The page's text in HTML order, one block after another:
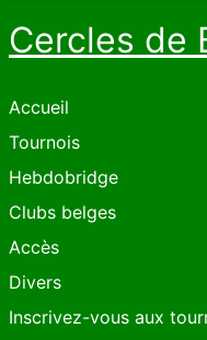
Cercles de
Accueil
Tournois
Hebdobridge
Clubs belges
Accès
Divers
Inscrivez-vous aux